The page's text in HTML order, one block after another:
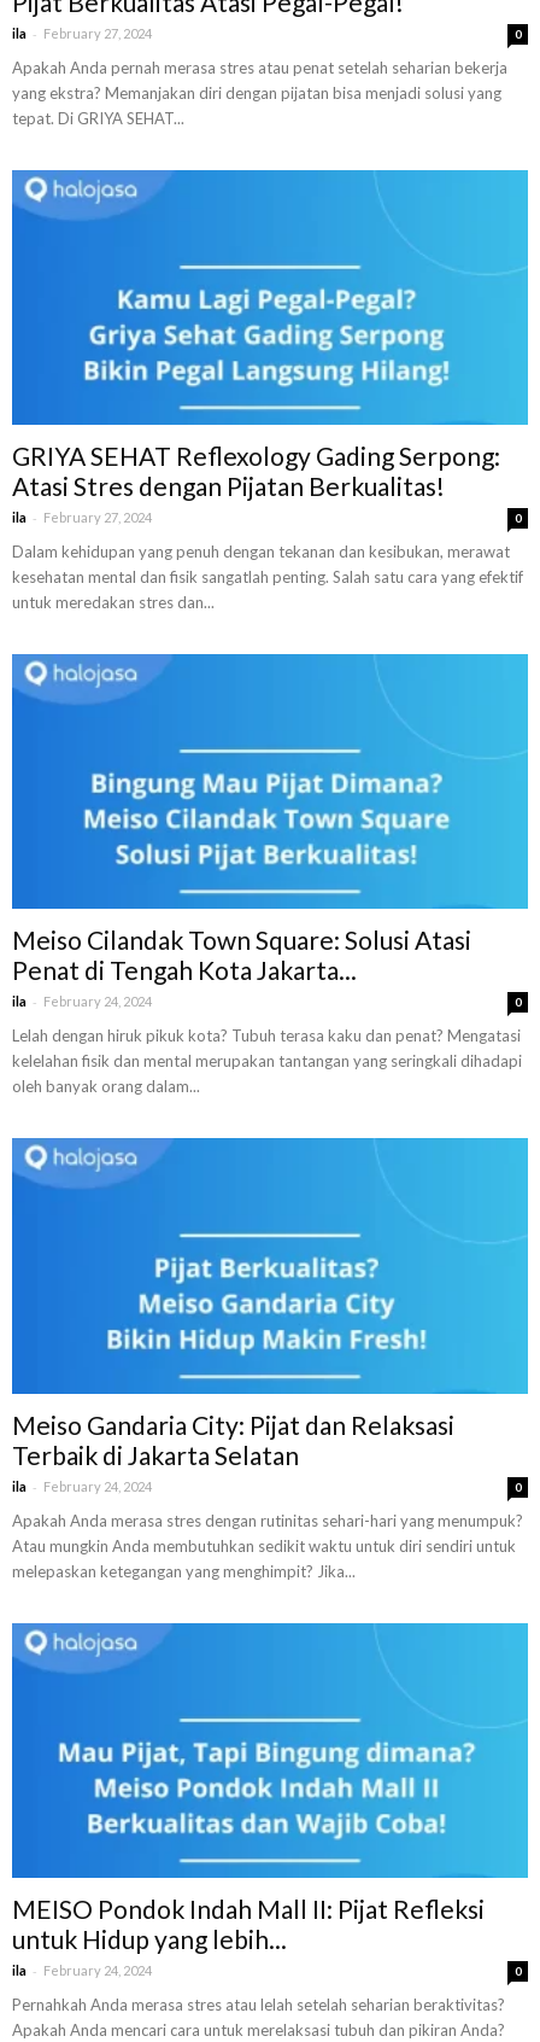
ila - February 27, 2024 0
Apakah Anda pernah merasa stres atau penat setelah seharian bekerja
yang ekstra? Memanjakan diri dengan pijatan bisa menjadi solusi yang
tepat. Di GRIYA SEHAT...
GRIYA SEHAT Reflexology Gading Serpong:
Atasi Stres dengan Pijatan Berkualitas!
ila - February 27, 2024 0
Dalam kehidupan yang penuh dengan tekanan dan kesibukan, merawat
kesehatan mental dan fisik sangatlah penting. Salah satu cara yang efektif
untuk meredakan stres dan...
Meiso Cilandak Town Square: Solusi Atasi
Penat di Tengah Kota Jakarta...
ila - February 24, 2024 0
Lelah dengan hiruk pikuk kota? Tubuh terasa kaku dan penat? Mengatasi
kelelahan fisik dan mental merupakan tantangan yang seringkali dihadapi
oleh banyak orang dalam...
Meiso Gandaria City: Pijat dan Relaksasi
Terbaik di Jakarta Selatan
ila - February 24, 2024 0
Apakah Anda merasa stres dengan rutinitas sehari-hari yang menumpuk?
Atau mungkin Anda membutuhkan sedikit waktu untuk diri sendiri untuk
melepaskan ketegangan yang menghimpit? Jika...
MEISO Pondok Indah Mall II: Pijat Refleksi
untuk Hidup yang lebih...
ila - February 24, 2024 0
Pernahkah Anda merasa stres atau lelah setelah seharian beraktivitas?
Apakah Anda mencari cara untuk merelaksasi tubuh dan pikiran Anda?